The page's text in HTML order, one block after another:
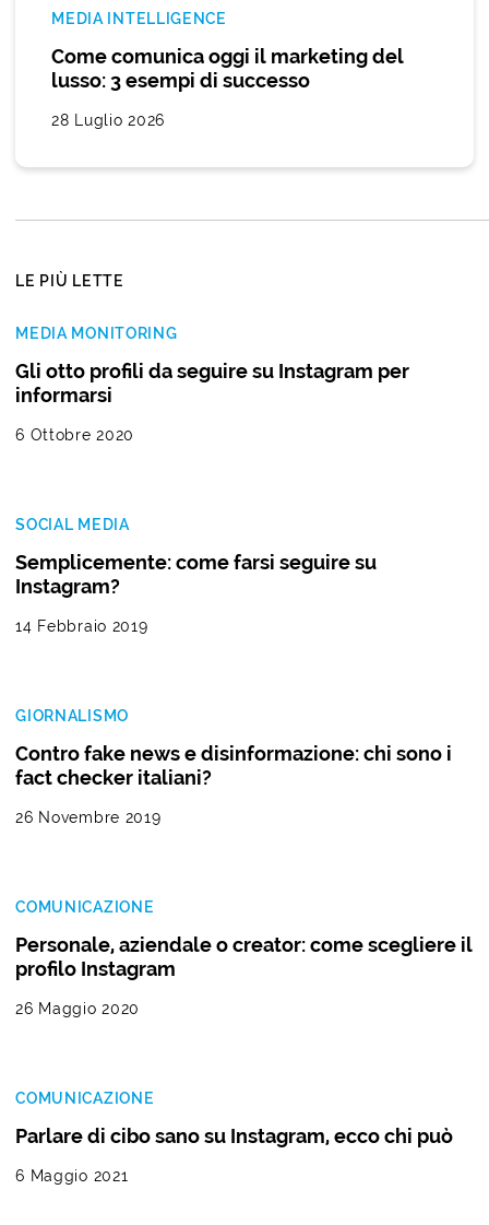
MEDIA INTELLIGENCE
Come comunica oggi il marketing del
lusso: 3 esempi di successo
28 Luglio 2026
LE PIÙ LETTE
MEDIA MONITORING
Gli otto profili da seguire su Instagram per
informarsi
6 Ottobre 2020
SOCIAL MEDIA
Semplicemente: come farsi seguire su
Instagram?
14 Febbraio 2019
GIORNALISMO
Contro fake news e disinformazione: chi sono i
fact checker italiani?
26 Novembre 2019
COMUNICAZIONE
Personale, aziendale o creator: come scegliere il
profilo Instagram
26 Maggio 2020
COMUNICAZIONE
Parlare di cibo sano su Instagram, ecco chi può
6 Maggio 2021